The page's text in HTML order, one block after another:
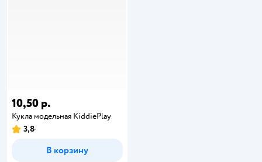
10,50 р.
Кукла модельная KiddiePlay
3,8
В корзину